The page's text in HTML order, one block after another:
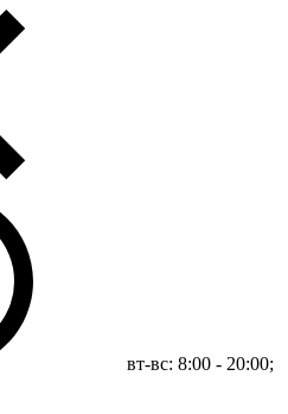
вт-вс: 8:00 - 20:00;